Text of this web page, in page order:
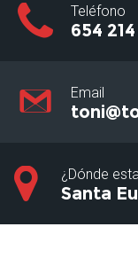
Teléfono
654
Email
¿Dónde
Santa